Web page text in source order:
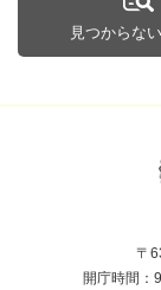
見つからな
〒
開庁時間：